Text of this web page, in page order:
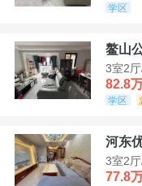
学区
鳌山
3室2
82.8
学区
河东
3室2
77.8